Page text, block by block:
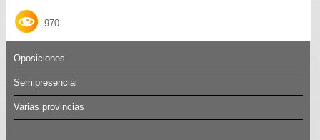
970
Oposiciones
Semipresencial
Varias provincias